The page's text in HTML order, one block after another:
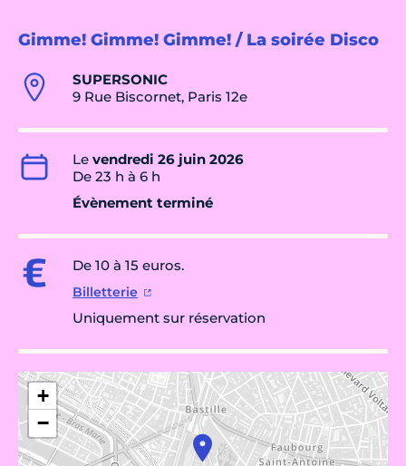
Gimme! Gimme! Gimme! / La soirée Disco
SUPERSONIC
9 Rue Biscornet, Paris 12e
Le vendredi 26 juin 2026
De 23 h à 6 h
Évènement terminé
De 10 à 15 euros.
Billetterie
Uniquement sur réservation
+
−